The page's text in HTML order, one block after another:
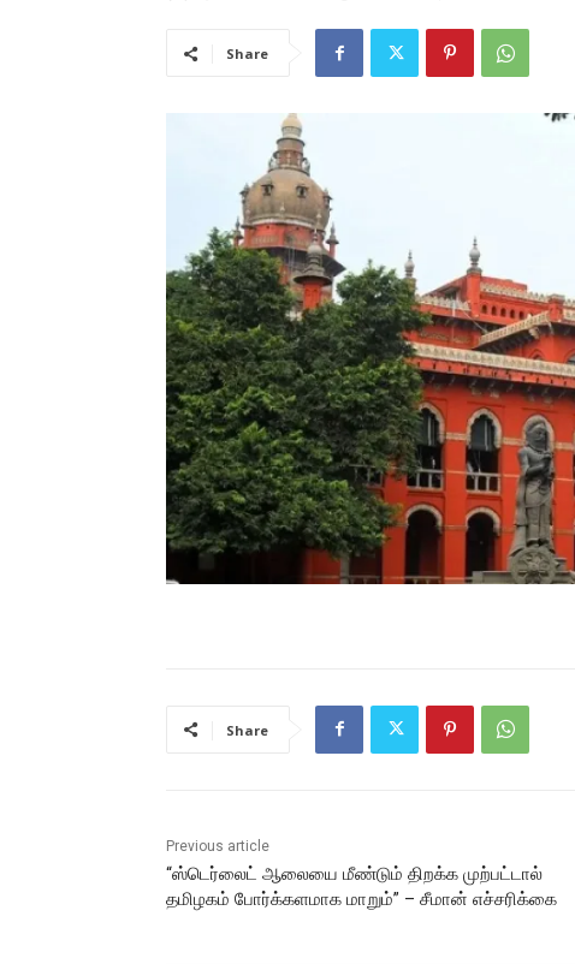
Share
Share
Previous article
“ஸ்டெர்லைட் ஆலையை மீண்டும் திறக்க முற்பட்டால்
தமிழகம் போர்க்களமாக மாறும்” – சீமான் எச்சரிக்கை